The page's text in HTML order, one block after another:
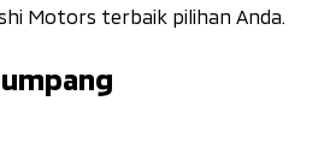
Motors terbaik pilihan Anda.